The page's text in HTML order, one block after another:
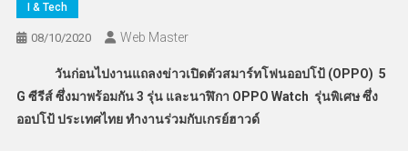
I & Tech
08/10/2020 Web Master
วันก่อนไปงานแถลงข่าวเปิดตัวสมาร์ทโฟนออปโป้ (OPPO) 5
G ซีรีส์ ซึ่งมาพร้อมกัน 3 รุ่น และนาฬิกา OPPO Watch รุ่นพิเศษ ซึ่ง
ออปโป้ ประเทศไทย ทำงานร่วมกับเกรย์ฮาวด์